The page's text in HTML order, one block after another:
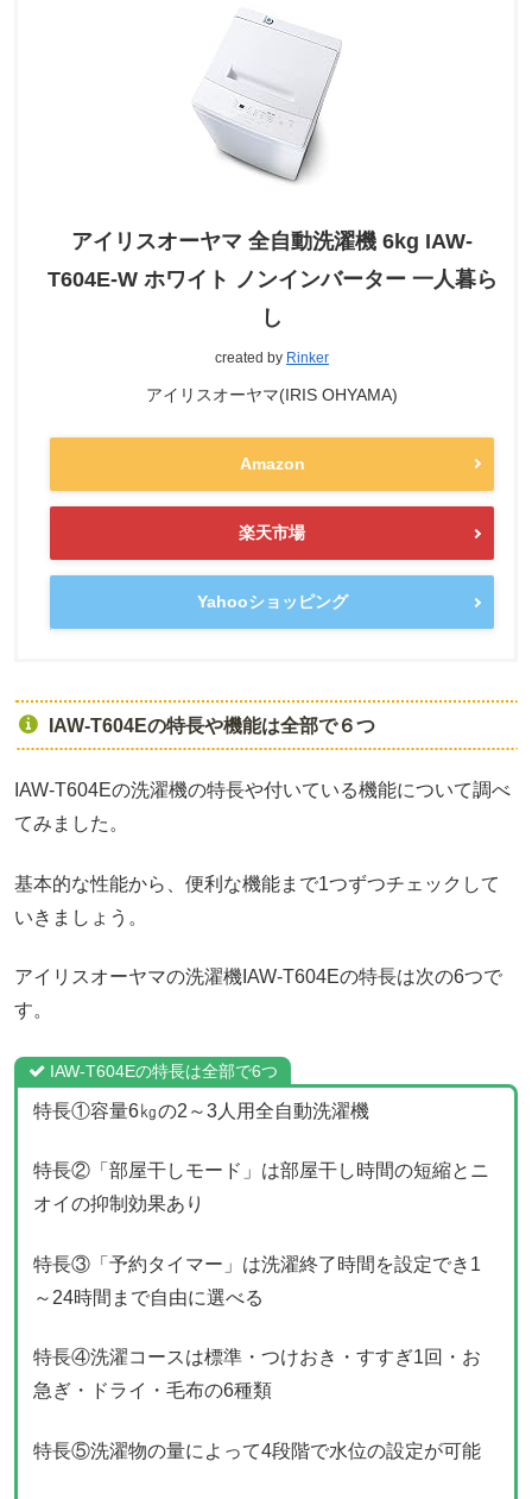
アイリスオーヤマ 全自動洗濯機 6kg IAW-
T604E-W ホワイト ノンインバーター 一人暮ら
し
created by Rinker
アイリスオーヤマ(IRIS OHYAMA)
Amazon
楽天市場
Yahooショッピング
IAW-T604Eの特長や機能は全部で６つ
IAW-T604Eの洗濯機の特長や付いている機能について調べ
てみました。
基本的な性能から、便利な機能まで1つずつチェックして
いきましょう。
アイリスオーヤマの洗濯機IAW-T604Eの特長は次の6つで
す。
IAW-T604Eの特長は全部で6つ
特長①容量6㎏の2～3人用全自動洗濯機
特長②「部屋干しモード」は部屋干し時間の短縮とニ
オイの抑制効果あり
特長③「予約タイマー」は洗濯終了時間を設定でき1
～24時間まで自由に選べる
特長④洗濯コースは標準・つけおき・すすぎ1回・お
急ぎ・ドライ・毛布の6種類
特長⑤洗濯物の量によって4段階で水位の設定が可能